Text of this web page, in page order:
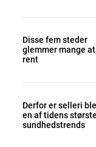
Disse fem steder
glemmer mange
rent
Derfor er selleri
en af tidens største
sundhedstrends